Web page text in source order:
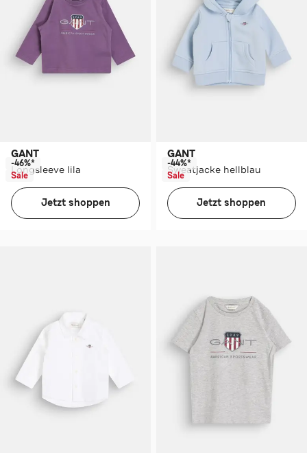
GANT
Longsleeve lila
-46%*
Sale
Jetzt shoppen
GANT
Sweatjacke hellblau
-44%*
Sale
Jetzt shoppen